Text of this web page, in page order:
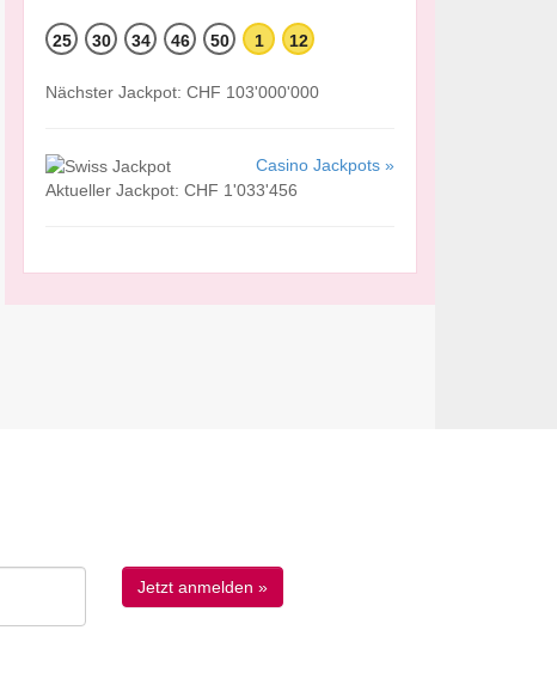
25 30 34 46 50 1 12
Nächster Jackpot: CHF 103'000'000
Casino Jackpots »
Aktueller Jackpot: CHF 1'033'456